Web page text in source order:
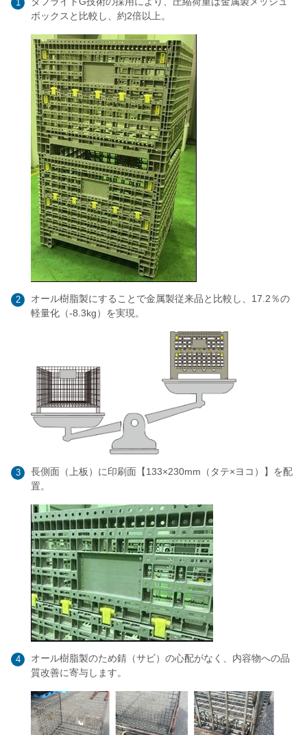
1
ボックスと比較し、約2倍以上。
2
オール樹脂製にすることで金属製従来品と比較し、17.2％の
軽量化（-8.3kg）を実現。
3
長側面（上板）に印刷面【133×230mm（タテ×ヨコ）】を配
置。
4
オール樹脂製のため錆（サビ）の心配がなく、内容物への品
質改善に寄与します。